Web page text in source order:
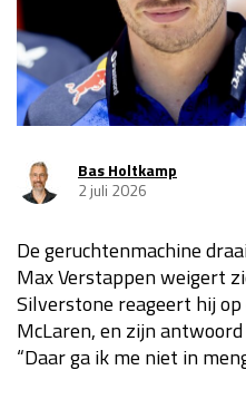
Kwalificatie
Race
Kwalificatie
Race
Kwalificatie
Race
Bas Holtkamp
2 juli 2026
De geruchtenmachine
Max Verstappen weigert
Silverstone reageert hij
McLaren, en zijn
“Daar ga ik me niet in